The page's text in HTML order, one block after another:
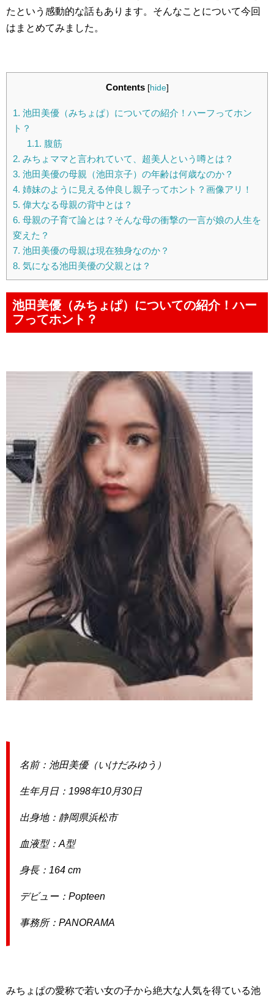
たという感動的な話もあります。そんなことについて今回
はまとめてみました。
Contents [hide]
1. 池田美優（みちょぱ）についての紹介！ハーフってホン
ト？
1.1. 腹筋
2. みちょママと言われていて、超美人という噂とは？
3. 池田美優の母親（池田京子）の年齢は何歳なのか？
4. 姉妹のように見える仲良し親子ってホント？画像アリ！
5. 偉大なる母親の背中とは？
6. 母親の子育て論とは？そんな母の衝撃の一言が娘の人生を
変えた？
7. 池田美優の母親は現在独身なのか？
8. 気になる池田美優の父親とは？
池田美優（みちょぱ）についての紹介！ハー
フってホント？
名前：池田美優（いけだみゆう）
生年月日：1998年10月30日
出身地：静岡県浜松市
血液型：A型
身長：164 cm
デビュー：Popteen
事務所：PANORAMA
みちょぱの愛称で若い女の子から絶大な人気を得ている池